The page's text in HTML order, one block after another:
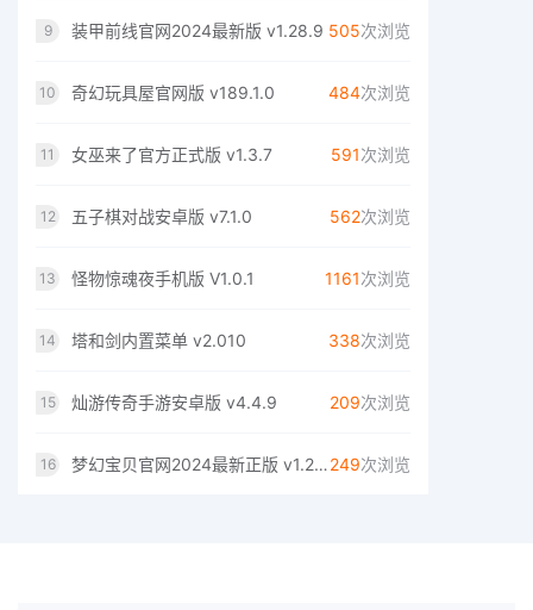
9 装甲前线官网2024最新版 v1.28.9 505次浏览
10 奇幻玩具屋官网版 v189.1.0 484次浏览
11 女巫来了官方正式版 v1.3.7 591次浏览
12 五子棋对战安卓版 v7.1.0 562次浏览
13 怪物惊魂夜手机版 V1.0.1 1161次浏览
14 塔和剑内置菜单 v2.010 338次浏览
15 灿游传奇手游安卓版 v4.4.9 209次浏览
16 梦幻宝贝官网2024最新正版 v1.2.13 249次浏览